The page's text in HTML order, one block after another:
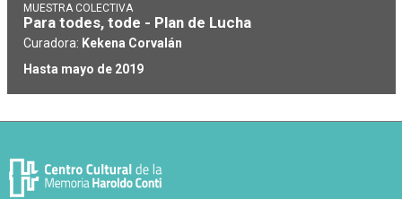
MUESTRA COLECTIVA
Para todes, tode - Plan de Lucha
Curadora: Kekena Corvalán
Hasta mayo de 2019